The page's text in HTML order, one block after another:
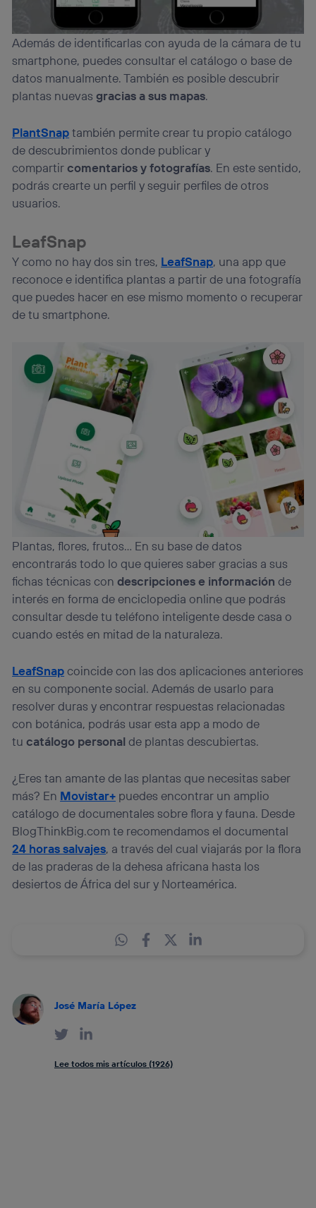
Además de identificarlas con ayuda de la cámara de tu
smartphone, puedes consultar el catálogo o base de
datos manualmente. También es posible descubrir
plantas nuevasgracias a sus mapas.
PlantSnaptambién permite crear tu propio catálogo
de descubrimientos donde publicar y
compartircomentarios y fotografías. En este sentido,
podrás crearte un perfil y seguir perfiles de otros
usuarios.
LeafSnap
Y como no hay dos sin tres, LeafSnap, una app que
reconoce e identifica plantas a partir de una fotografía
que puedes hacer en ese mismo momento o recuperar
de tu smartphone.
Plantas, flores, frutos… En su base de datos
encontrarás todo lo que quieres saber gracias a sus
fichas técnicas condescripciones e información de
interés en forma de enciclopedia online que podrás
consultar desde tu teléfono inteligente desde casa o
cuando estés en mitad de la naturaleza.
LeafSnapcoincide con las dos aplicaciones anteriores
en su componente social. Además de usarlo para
resolver duras y encontrar respuestas relacionadas
con botánica, podrás usar esta app a modo de
tucatálogo personalde plantas descubiertas.
¿Eres tan amante de las plantas que necesitas saber
más? En Movistar+ puedes encontrar un amplio
catálogo de documentales sobre flora y fauna. Desde
BlogThinkBig.com te recomendamos el documental
24 horas salvajes, a través del cual viajarás por la flora
de las praderas de la dehesa africana hasta los
desiertos de África del sur y Norteamérica.
José María López
Lee todos mis artículos (1926)